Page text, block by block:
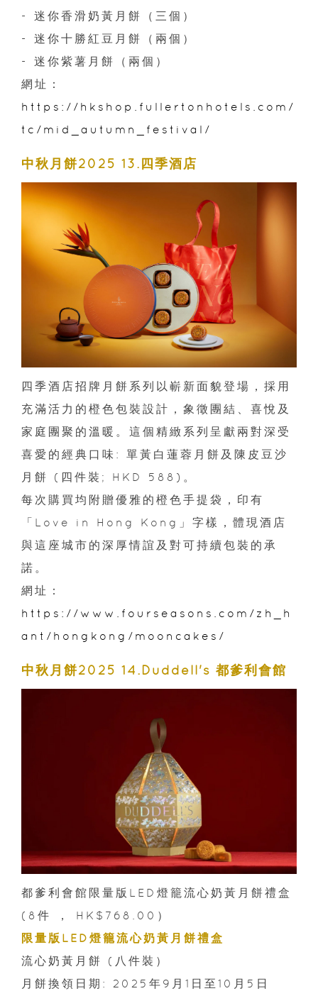
- 迷你香滑奶黃月餅（三個）
- 迷你十勝紅豆月餅（兩個）
- 迷你紫薯月餅（兩個）
網址：
https://hkshop.fullertonhotels.com/
tc/mid_autumn_festival/
中秋月餅2025 13.四季酒店
四季酒店招牌月餅系列以嶄新面貌登場，採用
充滿活力的橙色包裝設計，象徵團結、喜悅及
家庭團聚的溫暖。這個精緻系列呈獻兩對深受
喜愛的經典口味: 單黃白蓮蓉月餅及陳皮豆沙
月餅 (四件裝; HKD 588)。
每次購買均附贈優雅的橙色手提袋，印有
「Love in Hong Kong」字樣，體現酒店
與這座城市的深厚情誼及對可持續包裝的承
諾。
網址：
https://www.fourseasons.com/zh_h
ant/hongkong/mooncakes/
中秋月餅2025 14.Duddell's 都爹利會館
都爹利會館限量版LED燈籠流心奶黃月餅禮盒
(8件 ， HK$768.00）
限量版LED燈籠流心奶黃月餅禮盒
流心奶黃月餅 (八件裝）
月餅換領日期: 2025年9月1日至10月5日